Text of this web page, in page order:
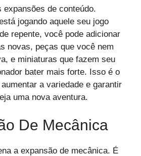
de conteúdo.
jogando aquele seu jogo
repente, você pode adicionar
novas, peças que você nem
e miniaturas que fazem seu
bater mais forte. Isso é o
a variedade e garantir
uma nova aventura.
De Mecânica
a expansão de mecânica. É